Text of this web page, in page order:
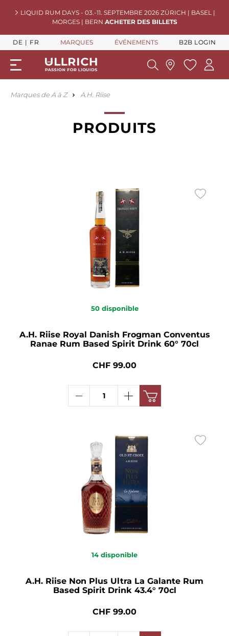
LIQUID RUM DAYS - 03.-11. SEPTEMBRE 2026 ZÜRICH | BASEL |
MORGES | BERN ACHETER DES BILLETS
DE FR MARQUES ÉVÉNEMENTS B2B LOGIN
Marques de A à Z A.H. Riise
PRODUITS
50 disponible
A.H. Riise Royal Danish Frogman Conventus
Ranae Rum Based Spirit Drink 60° 70cl
CHF 99.00
14 disponible
A.H. Riise Non Plus Ultra La Galante Rum
Based Spirit Drink 43.4° 70cl
CHF 99.00